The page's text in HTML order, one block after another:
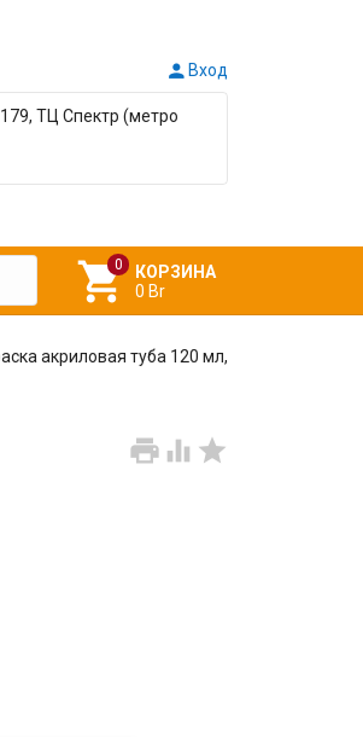
Вход
ТЦ Спектр (метро

КОРЗИНА
0 Br
акриловая туба 120 мл,
  